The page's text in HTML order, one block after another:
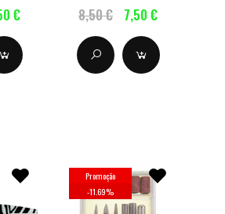
€ 8,50 € 7,50 €
Promoção
-11.69%